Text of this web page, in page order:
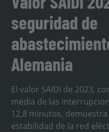
seguridad de
Alemania
El valor SAIDI de 2023,
media de las
12,8 minutos,
estabilidad de la red